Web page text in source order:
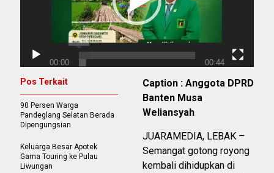
00:00
00:00
00:44
Caption : Anggota DPRD
Banten Musa
Weliansyah
JUARAMEDIA, LEBAK –
Semangat gotong royong
kembali dihidupkan di
Pos Terkait
90 Persen Warga
Pandeglang Selatan Berada
Dipengungsian
Keluarga Besar Apotek
Gama Touring ke Pulau
Liwungan